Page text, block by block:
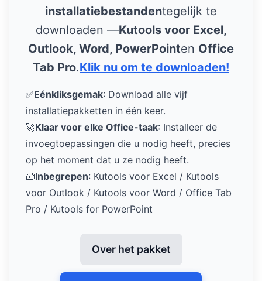
installatiebestandentegelijk te
downloaden —Kutools voor Excel,
Outlook, Word, PowerPointen Office
Tab Pro.Klik nu om te downloaden!
✅Eénkliksgemak: Download alle vijf
installatiepakketten in één keer.
🚀Klaar voor elke Office-taak: Installeer de
invoegtoepassingen die u nodig heeft, precies
op het moment dat u ze nodig heeft.
🧰Inbegrepen: Kutools voor Excel / Kutools
voor Outlook / Kutools voor Word / Office Tab
Pro / Kutools for PowerPoint
Over het pakket